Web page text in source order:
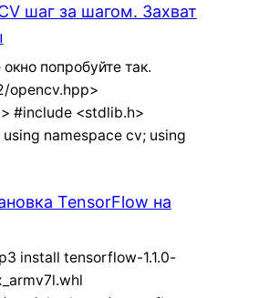
шаг за шагом. Захват
попробуйте так.
opencv.hpp>
#include <stdlib.h>
namespace cv; using
TensorFlow на
install tensorflow-1.1.0-